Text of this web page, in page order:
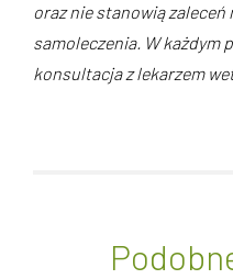
oraz nie stanowią zaleceń
samoleczenia. W każdym
konsultacja z lekarzem